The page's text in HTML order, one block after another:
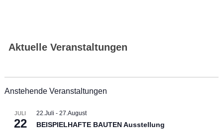
Aktuelle Veranstaltungen
Anstehende Veranstaltungen
JULI
22
22.Juli - 27.August
BEISPIELHAFTE BAUTEN Ausstellung